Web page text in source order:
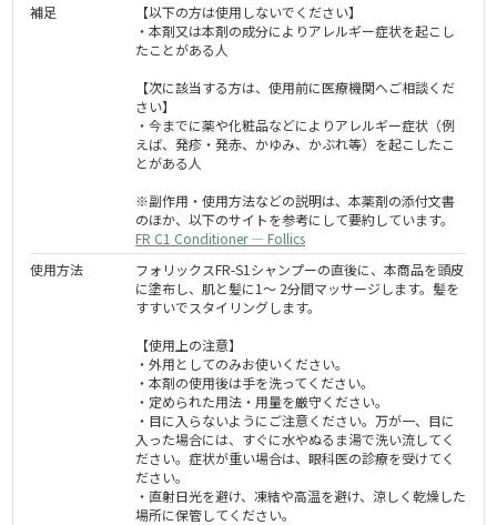
補足
【以下の方は使用しないでください】
・本剤又は本剤の成分によりアレルギー症状を起こし
たことがある人
【次に該当する方は、使用前に医療機関へご相談くだ
さい】
・今までに薬や化粧品などによりアレルギー症状（例
えば、発疹・発赤、かゆみ、かぶれ等）を起こしたこ
とがある人
※副作用・使用方法などの説明は、本薬剤の添付文書
のほか、以下のサイトを参考にして要約しています。
FR C1 Conditioner — Follics
使用方法
フォリックスFR-S1シャンプーの直後に、本商品を頭皮
に塗布し、肌と髪に1～ 2分間マッサージします。髪を
すすいでスタイリングします。
【使用上の注意】
・外用としてのみお使いください。
・本剤の使用後は手を洗ってください。
・定められた用法・用量を厳守ください。
・目に入らないようにご注意ください。万が一、目に
入った場合には、すぐに水やぬるま湯で洗い流してく
ださい。症状が重い場合は、眼科医の診療を受けてく
ださい。
・直射日光を避け、凍結や高温を避け、涼しく乾燥した
場所に保管してください。